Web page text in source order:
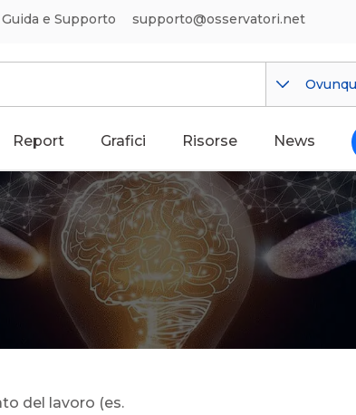
Guida e Supporto supporto@osservatori.net
Report Grafici Risorse News
del lavoro (es.